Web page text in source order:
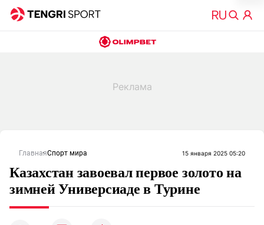
ГлавнаяСпорт мира 15 января 2025 05:20
Казахстан завоевал первое золото на
зимней Универсиаде в Турине